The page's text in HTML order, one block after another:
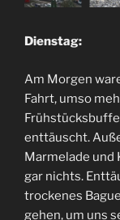
Dienstag:
Am Morgen
Fahrt, umso
enttäuscht.
Marmelade und
gar nichts.
trockenes
gehen, um uns